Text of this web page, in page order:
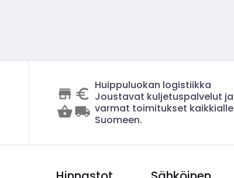
Huippuluokan logistiikka
Joustavat kuljetuspalvelut ja
varmat toimitukset kaikkialle
Suomeen.